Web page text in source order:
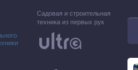
Садовая и строительная
техника из первых рук